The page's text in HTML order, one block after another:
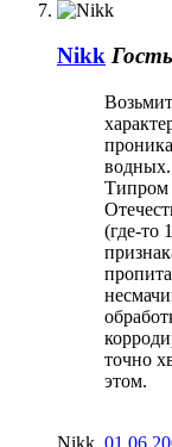
Nikk Гость
Типром
(где-то
точно
этом.
Nikk